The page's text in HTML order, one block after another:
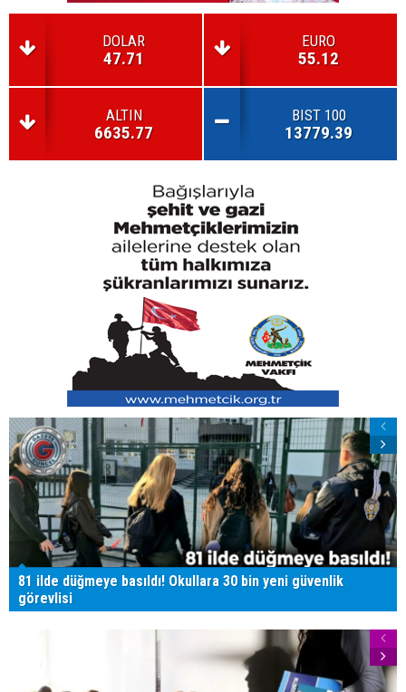
DOLAR
47.71
EURO
55.12
ALTIN
6635.77
BIST 100
13779.39
81 ilde düğmeye basıldı! Okullara 30 bin yeni güvenlik
görevlisi